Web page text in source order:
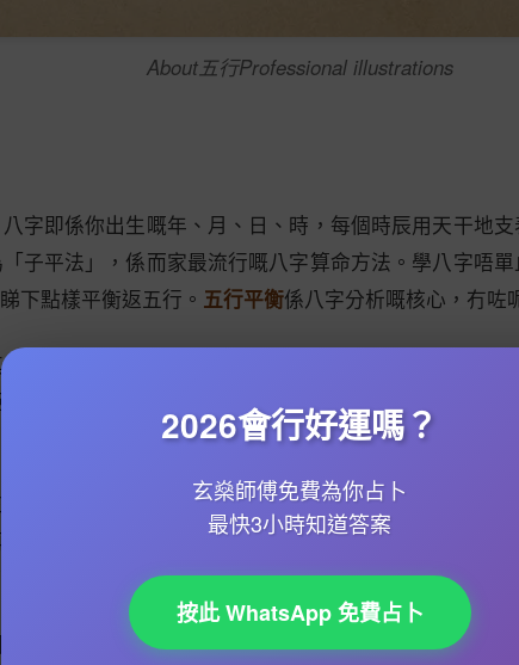
About五行Professional illustrations
字即係你出生嘅年、月、日、時，每個時辰用天干地
子平法」，係而家最流行嘅八字算命方法。學八字唔
下點樣平衡返五行。 五行平衡係八字分析嘅核心，冇咗
時辰，差一個時辰成個命盤都可能唔同。排好盤之後，
身強定身弱。如果日主係甲木，生喺春天木旺嘅季節
係對你命局最有利嘅五行。例如身弱嘅人可能要用水木
通會》、《滴天髓》同《窮通寶鑑》。呢啲書講解咗
其他。《窮通寶鑑》則專注於五行嘅喜忌，教你點樣
以急，要慢慢消化呢啲經典嘅精髓。
時期嘅運勢。大運每十年一換，流年就係每年嘅運勢。
2026會行好運嗎？
玄燊師傅免費為你占卜
最快3小時知道答案
按此 WhatsApp 免費占卜